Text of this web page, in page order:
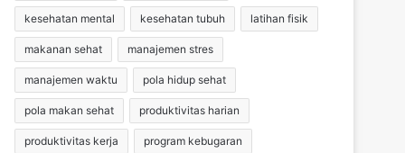
kesehatan mental kesehatan tubuh latihan fisik
makanan sehat manajemen stres
manajemen waktu pola hidup sehat
pola makan sehat produktivitas harian
produktivitas kerja program kebugaran